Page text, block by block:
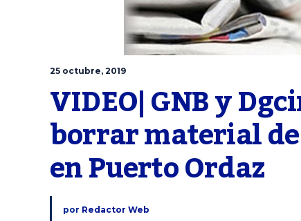
25 octubre, 2019
VIDEO| GNB y
borrar material
en Puerto Ordaz
por Redactor Web